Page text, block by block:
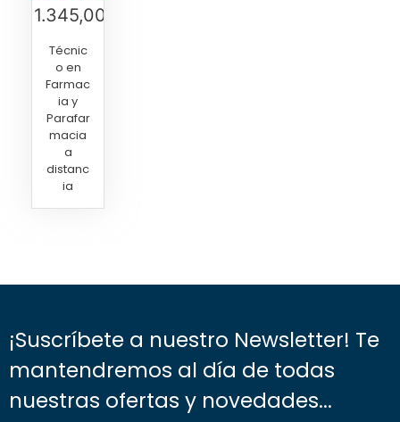
1.345,00
Técnic
o en
Farmac
ia y
Parafar
macia
a
distanc
ia
¡Suscríbete a nuestro Newsletter! Te
mantendremos al día de todas
nuestras ofertas y novedades...